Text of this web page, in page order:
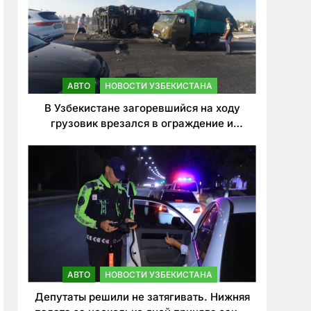
АВТО НОВОСТИ УЗБЕКИСТАНА
В Узбекистане загоревшийся на ходу
грузовик врезался в ограждение и
АВТО НОВОСТИ УЗБЕКИСТАНА
Депутаты решили не затягивать. Нижняя